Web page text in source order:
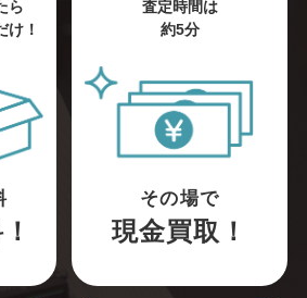
ら
け！
査定時間は
約5分
その場で
現金買取！